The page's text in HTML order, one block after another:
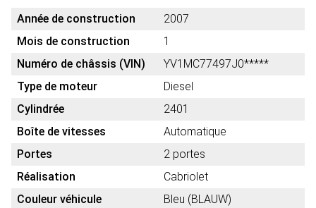
Année de construction
2007
Mois de construction
1
Numéro de châssis (VIN)
YV1MC77497J0*****
Type de moteur
Diesel
Cylindrée
2401
Boîte de vitesses
Automatique
Portes
2 portes
Réalisation
Cabriolet
Couleur véhicule
Bleu (BLAUW)